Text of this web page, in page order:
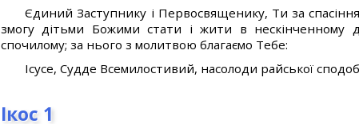
Єдиний Заступнику і Первосвященику, Ти за
змогу дітьми Божими стати і жити в нескінченному
спочилому; за нього з молитвою благаємо Тебе:
Ісусе, Судде Всемилостивий, насолоди райської
Ікос 1